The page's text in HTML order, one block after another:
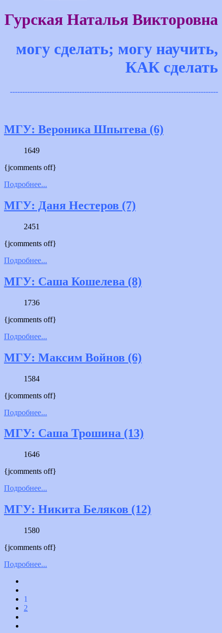
Гурская Наталья Викторовна
могу сделать; могу научить,
КАК сделать
------------------------------------------------------------------------------------
МГУ: Вероника Шпытева (6)
1649
{jcomments off}
Подробнее...
МГУ: Даня Нестеров (7)
2451
{jcomments off}
Подробнее...
МГУ: Саша Кошелева (8)
1736
{jcomments off}
Подробнее...
МГУ: Максим Войнов (6)
1584
{jcomments off}
Подробнее...
МГУ: Саша Трошина (13)
1646
{jcomments off}
Подробнее...
МГУ: Никита Беляков (12)
1580
{jcomments off}
Подробнее...
1
2